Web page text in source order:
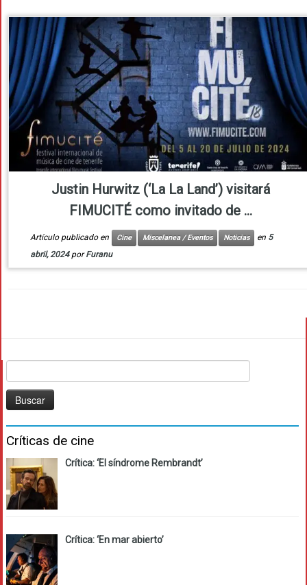
Justin Hurwitz (‘La La Land’) visitará
FIMUCITÉ como invitado de ...
Artículo publicado en Cine Miscelanea / Eventos Noticias en 5
abril, 2024 porFuranu
Críticas de cine
Crítica: ‘El síndrome Rembrandt’
Crítica: ‘En mar abierto’